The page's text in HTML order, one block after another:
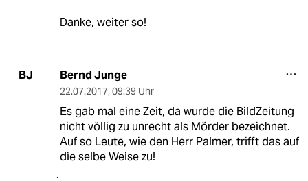
Danke, weiter so!
BJ Bernd Junge
22.07.2017, 09:39 Uhr
Es gab mal eine Zeit, da wurde die BildZeitung
nicht völlig zu unrecht als Mörder bezeichnet.
Auf so Leute, wie den Herr Palmer, trifft das auf
die selbe Weise zu!